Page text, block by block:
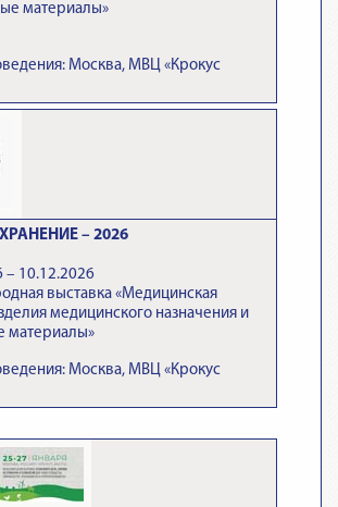
материалы»
Москва, МВЦ «Крокус
– 2026
– 10.12.2026
выставка «Медицинская
медицинского назначения и
материалы»
Москва, МВЦ «Крокус